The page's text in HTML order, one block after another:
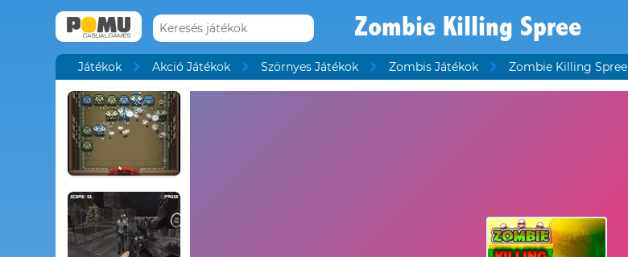
Zombie Killing Spree
Játékok Akció Játékok Szörnyes Játékok Zombis Játékok Zombie Killing Spree